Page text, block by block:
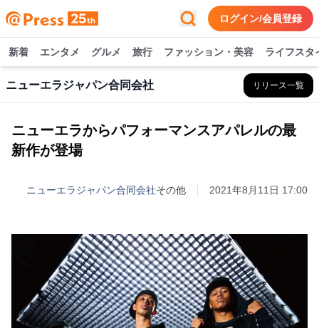
ログイン/会員登録
新着 エンタメ グルメ 旅行 ファッション・美容 ライフスタ
ニューエラジャパン合同会社 リリース一覧
ニューエラからパフォーマンスアパレルの最
新作が登場
ニューエラジャパン合同会社その他 2021年8月11日 17:00